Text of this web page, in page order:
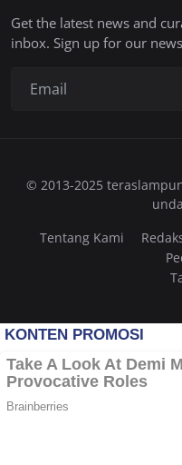
Get the latest news and
inbox. Sign up for our
© 2013-2025
Tentang Kami